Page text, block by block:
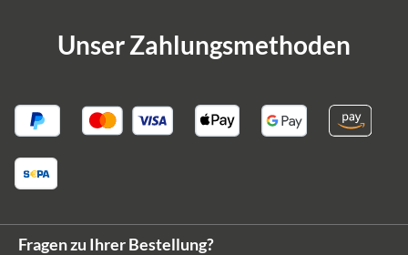
Unser Zahlungsmethoden
Fragen zu Ihrer Bestellung?